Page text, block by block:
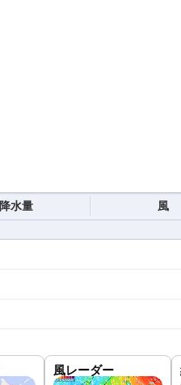
降水量 風
風レーダー